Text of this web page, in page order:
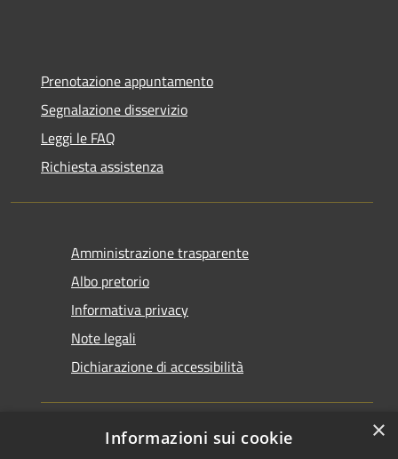
Prenotazione appuntamento
Segnalazione disservizio
Leggi le FAQ
Richiesta assistenza
Amministrazione trasparente
Albo pretorio
Informativa privacy
Note legali
Dichiarazione di accessibilità
×
Informazioni sui cookie